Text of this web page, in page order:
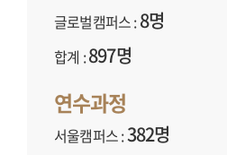
글로벌캠퍼스 :8명
합계 :897명
연수과정
서울캠퍼스 :382명